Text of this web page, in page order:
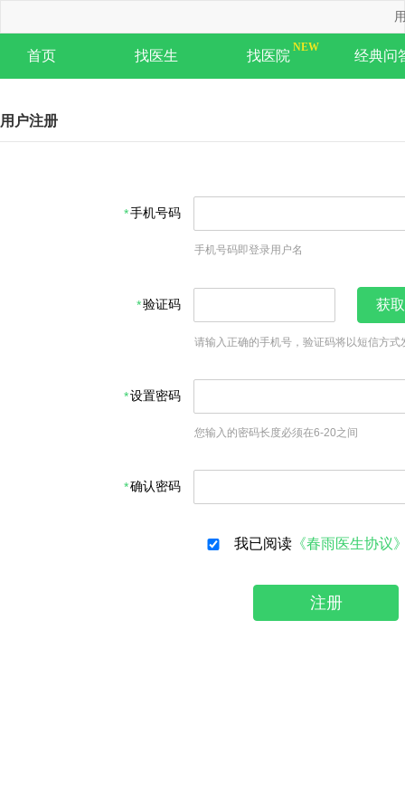
首页 找医生 找医院 经典问
用户注册
手机号码
手机号码即登录用户名
验证码 获
请输入正确的手机号，验证码将以短信方式
设置密码
您输入的密码长度必须在6-20之间
确认密码
我已阅读 《春雨医生协议
注册